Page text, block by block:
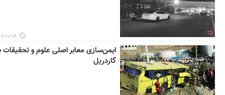
۱۳۹۷-۱۰-
ایمن‌سازی معابر اصلی علوم و
گاردریل